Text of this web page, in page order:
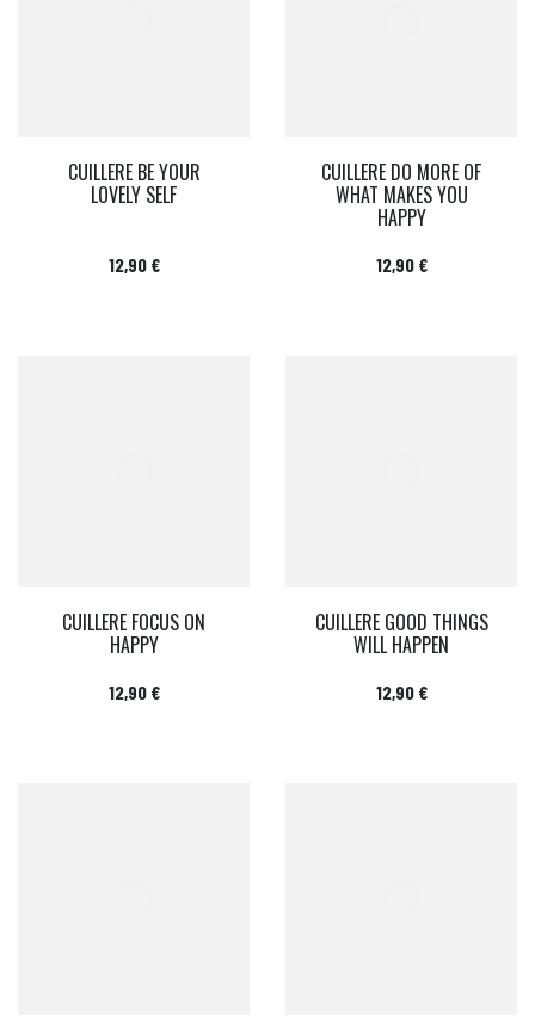
CUILLERE BE YOUR
LOVELY SELF
Prix
12,90 €
CUILLERE DO MORE OF
WHAT MAKES YOU
HAPPY
Prix
12,90 €
CUILLERE FOCUS ON
HAPPY
Prix
12,90 €
CUILLERE GOOD THINGS
WILL HAPPEN
Prix
12,90 €